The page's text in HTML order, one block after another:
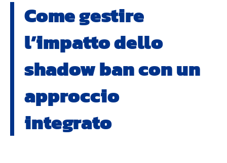
Come gestire
l’impatto dello
shadow ban con un
approccio
integrato